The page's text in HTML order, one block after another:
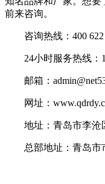
前来咨询。
咨询热线：400 622
24小时服务热线：
邮箱：
网址：
地址：青岛市李沧区
总部地址：青岛市